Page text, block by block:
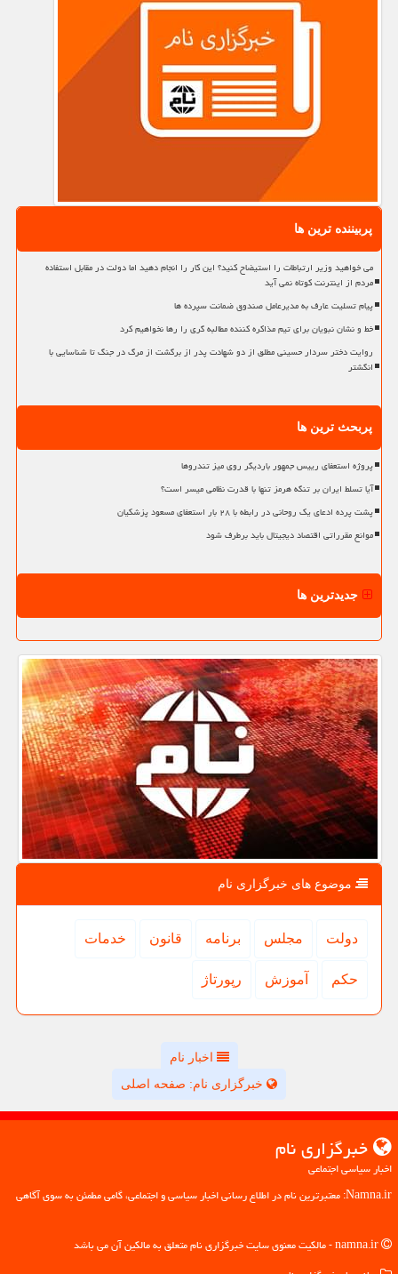
پربیننده ترین ها
می خواهید وزیر ارتباطات را استیضاح کنید؟ این کار را انجام دهید اما دولت در مقابل استفاده
مردم از اینترنت کوتاه نمی آید
پیام تسلیت عارف به مدیرعامل صندوق ضمانت سپرده ها
خط و نشان نبویان برای تیم مذاکره کننده مطالبه گری را رها نخواهیم کرد
روایت دختر سردار حسینی مطلق از دو شهادت پدر از برگشت از مرگ در جنگ تا شناسایی با
انگشتر
پربحث ترین ها
پروژه استعفای رییس جمهور باردیگر روی میز تندروها
آیا تسلط ایران بر تنگه هرمز تنها با قدرت نظامی میسر است؟
پشت پرده ادعای یک روحانی در رابطه با ۲۸ بار استعفای مسعود پزشکیان
موانع مقرراتی اقتصاد دیجیتال باید برطرف شود
جدیدترین ها
موضوع های خبرگزاری نام
دولت مجلس برنامه قانون خدمات
حكم آموزش رپورتاژ
اخبار نام
خبرگزاری نام: صفحه اصلی
خبرگزاری نام
اخبار سیاسی اجتماعی
Namna.ir: معتبرترین نام در اطلاع رسانی اخبار سیاسی و اجتماعی، گامی مطمئن به سوی آگاهی